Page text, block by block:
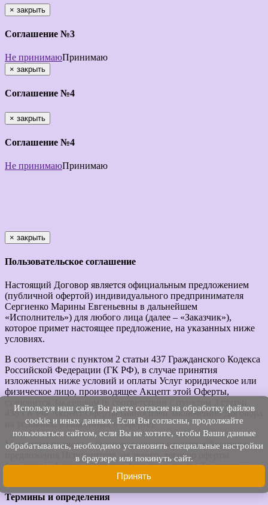
Используя наш cайт, Вы даете согласие на обработку файлов
cookie и иных данных. Если Вы согласны, продолжайте
пользоваться сайтом, если Вы не хотите, чтобы Ваши данные
обрабатывались, необходимо установить специальные настройки
в браузере или покинуть сайт.
Принять
× закрыть
Соглашение №3
Не принимаюПринимаю
× закрыть
Соглашение №4
× закрыть
Соглашение №4
Не принимаюПринимаю
× закрыть
Пользовательское соглашение
Настоящий Договор является официальным предложением
(публичной офертой) индивидуального предпринимателя
Сергиенко Марины Евгеньевны в дальнейшем
«Исполнитель») для любого лица (далее – «Заказчик»),
которое примет настоящее предложение, на указанных ниже
условиях.
В соответствии с пунктом 2 статьи 437 Гражданского Кодекса
Российской Федерации (ГК РФ), в случае принятия
изложенных ниже условий и оплаты Услуг юридическое или
физическое лицо, производящее Акцепт этой Оферты,
438 ГК РФ Акцепт Оферты равносилен заключению Договора
на условиях, изложенных в Оферте).
Моментом полного и безоговорочного принятия Заказчиком
предложения Исполнителя заключить договор оферты
(акцептом оферты) считается факт предоплаты Заказчиком
Термины и определения